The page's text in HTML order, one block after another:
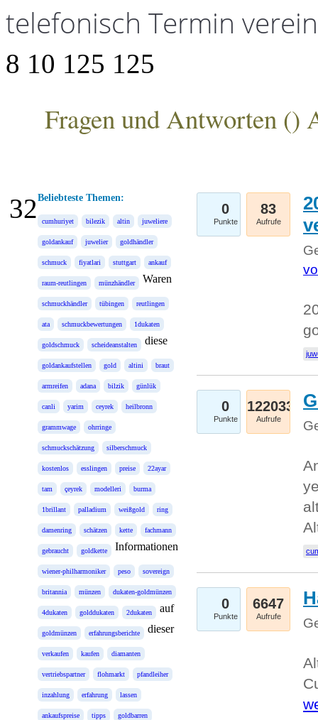
telefonisch Termin
8 10 125 125
Fragen und Antworten ()
Beliebteste Themen:
cumhuriyet bilezik altin juweliere
goldankauf juwelier goldhändler
schmuck fiyatlari stuttgart ankauf
raum-reutlingen münzhändler
schmuckhändler tübingen reutlingen
ata schmuckbewertungen 1dukaten
goldschmuck scheideanstalten
goldankaufstellen gold altini braut
armreifen adana bilzik günlük
canli yarim ceyrek heilbronn
grammwage ohrringe
schmuckschätzung silberschmuck
kostenlos esslingen preise 22ayar
tam çeyrek modelleri burma
1brillant palladium weißgold ring
damenring schätzen kette fachmann
gebraucht goldkette
wiener-philharmoniker peso sovereign
britannia münzen dukaten-goldmünzen
4dukaten golddukaten 2dukaten
goldmünzen erfahrungsberichte
verkaufen kaufen diamanten
vertriebspartner flohmarkt pfandleiher
inzahlung erfahrung lassen
ankaufspreise tipps goldbarren
Waren
diese
Informationen
auf
dieser
0
Punkte
83
Aufrufe
0
Punkte
122033
Aufrufe
0
Punkte
6647
Aufrufe
32